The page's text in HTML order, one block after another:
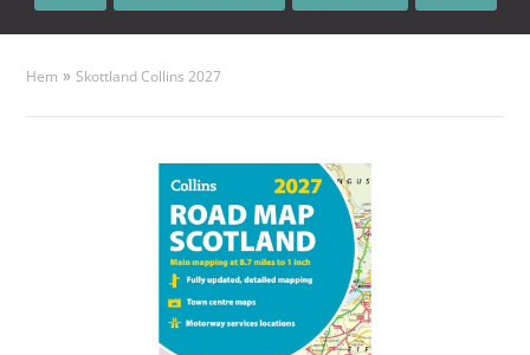
Hem » Skottland Collins 2027